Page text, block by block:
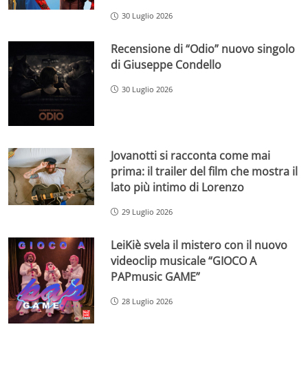
30 Luglio 2026
Recensione di “Odio” nuovo singolo
di Giuseppe Condello
30 Luglio 2026
Jovanotti si racconta come mai
prima: il trailer del film che mostra il
lato più intimo di Lorenzo
29 Luglio 2026
LeiKiè svela il mistero con il nuovo
videoclip musicale “GIOCO A
PAPmusic GAME”
28 Luglio 2026